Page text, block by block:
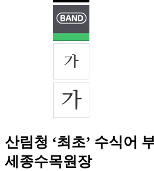
산림청 ‘최초’ 수식어
세종수목원장